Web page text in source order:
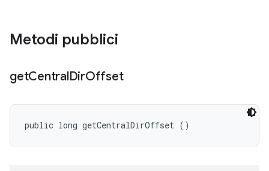
Metodi pubblici
getCentralDirOffset
public long getCentralDirOffset ()